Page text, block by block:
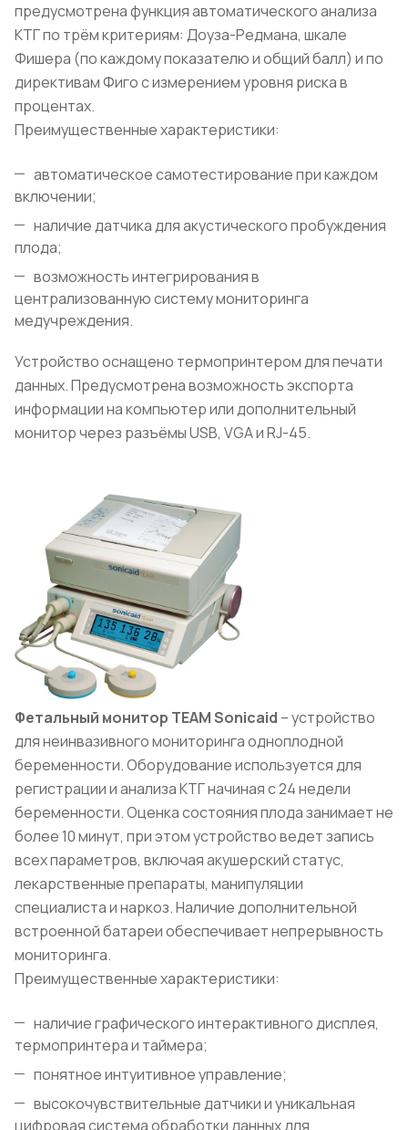
предусмотрена функция автоматического анализа
КТГ по трём критериям: Доуза-Редмана, шкале
Фишера (по каждому показателю и общий балл) и по
директивам Фиго с измерением уровня риска в
процентах.
Преимущественные характеристики:
автоматическое самотестирование при каждом
включении;
наличие датчика для акустического пробуждения
плода;
возможность интегрирования в
централизованную систему мониторинга
медучреждения.
Устройство оснащено термопринтером для печати
данных. Предусмотрена возможность экспорта
информации на компьютер или дополнительный
монитор через разъёмы USB, VGA и RJ-45.
Фетальный монитор TEAMSonicaid – устройство
для неинвазивного мониторинга одноплодной
беременности. Оборудование используется для
регистрации и анализа КТГ начиная с 24 недели
беременности. Оценка состояния плода занимает не
более 10 минут, при этом устройство ведет запись
всех параметров, включая акушерский статус,
лекарственные препараты, манипуляции
специалиста и наркоз. Наличие дополнительной
встроенной батареи обеспечивает непрерывность
мониторинга.
Преимущественные характеристики:
наличие графического интерактивного дисплея,
термопринтера и таймера;
понятное интуитивное управление;
высокочувствительные датчики и уникальная
цифровая система обработки данных для